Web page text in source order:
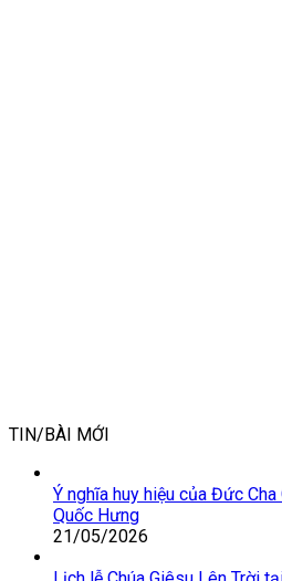
TIN/BÀI MỚI
Ý nghĩa huy hiệu của Đức
Quốc Hưng
21/05/2026